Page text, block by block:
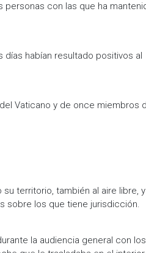
personas con las que ha
habían resultado positivos al
Vaticano y de once miembros
territorio, también al aire libre,
sobre los que tiene jurisdicción.
la audiencia general con los